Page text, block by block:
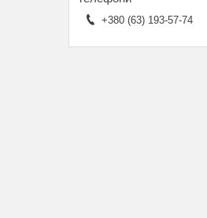
+380 (63) 193-57-74